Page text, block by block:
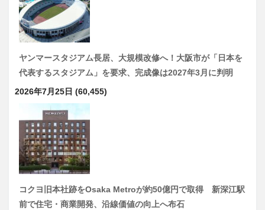
ヤンマースタジアム長居、大規模改修へ！大阪市が「日本を
代表するスタジアム」を要求、完成像は2027年3月に判明
2026年7月25日 (60,455)
コクヨ旧本社跡をOsaka Metroが約50億円で取得 新深江駅
前で住宅・商業開発、沿線価値の向上へ布石